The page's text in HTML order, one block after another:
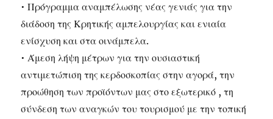
• Πρόγραμμα αναμπέλωσης νέας γενιάς για την
διάδοση της Κρητικής αμπελουργίας και ενιαία
ενίσχυση και στα οινάμπελα.
• Άμεση λήψη μέτρων για την ουσιαστική
αντιμετώπιση της κερδοσκοπίας στην αγορά, την
προώθηση των προϊόντων μας στο εξωτερικό , τη
σύνδεση των αναγκών του τουρισμού με την τοπική